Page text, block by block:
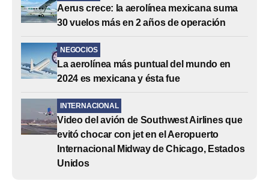
Aerus crece: la aerolínea mexicana suma
30 vuelos más en 2 años de operación
NEGOCIOS
La aerolínea más puntual del mundo en
2024 es mexicana y ésta fue
INTERNACIONAL
Video del avión de Southwest Airlines que
evitó chocar con jet en el Aeropuerto
Internacional Midway de Chicago, Estados
Unidos